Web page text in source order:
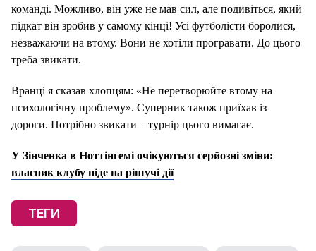
команді. Можливо, він уже не мав сил, але подивіться, який
підкат він зробив у самому кінці! Усі футболісти боролися,
незважаючи на втому. Вони не хотіли програвати. До цього
треба звикати.
Вранці я сказав хлопцям: «Не перетворюйте втому на
психологічну проблему». Суперник також приїхав із
дороги. Потрібно звикати – турнір цього вимагає.
У Зінченка в Ноттінгемі очікуються серйозні зміни:
власник клубу піде на рішучі дії
ТЕГИ